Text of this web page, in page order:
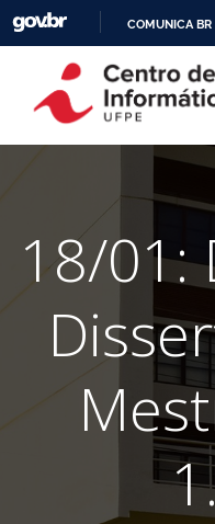
COMUNICA BR
18/01: